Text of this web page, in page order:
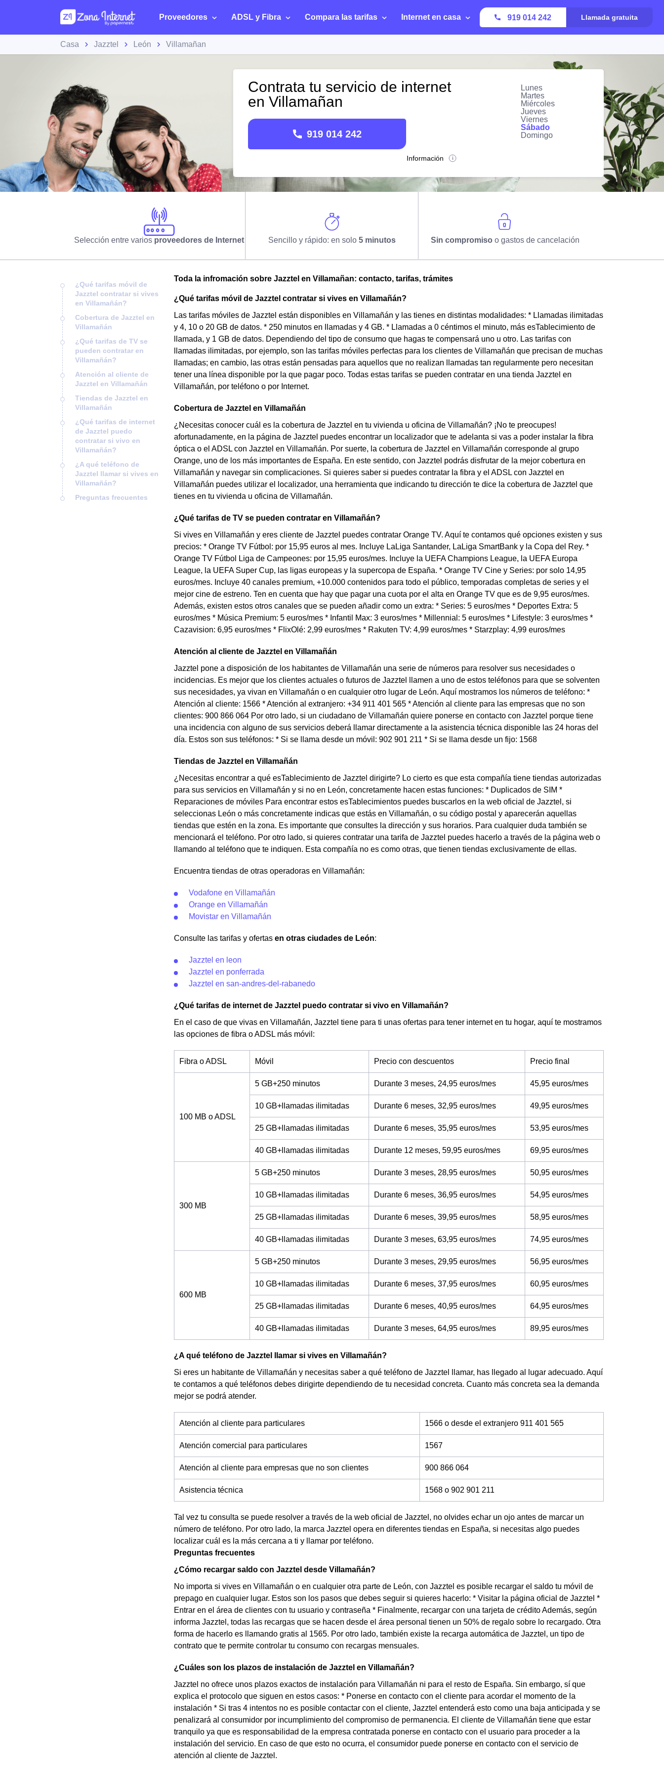
Proveedores ADSL y Fibra Compara las tarifas Internet en casa 919 014 242 Llamada gratuita
Casa Jazztel León Villamañan
Contrata tu servicio de internet
en Villamañan
919 014 242
Información
Lunes
Martes
Miércoles
Jueves
Viernes
Sábado
Domingo
Selección entre varios proveedores de Internet Sencillo y rápido: en solo 5 minutos Sin compromiso o gastos de cancelación
¿Qué tarifas móvil de
Jazztel contratar si vives
en Villamañán?
Cobertura de Jazztel en
Villamañán
¿Qué tarifas de TV se
pueden contratar en
Villamañán?
Atención al cliente de
Jazztel en Villamañán
Tiendas de Jazztel en
Villamañán
¿Qué tarifas de internet
de Jazztel puedo
contratar si vivo en
Villamañán?
¿A qué teléfono de
Jazztel llamar si vives en
Villamañán?
Preguntas frecuentes
Toda la infromación sobre Jazztel en Villamañan: contacto, tarifas, trámites
¿Qué tarifas móvil de Jazztel contratar si vives en Villamañán?
Las tarifas móviles de Jazztel están disponibles en Villamañán y las tienes en distintas modalidades: * Llamadas ilimitadas
y 4, 10 o 20 GB de datos. * 250 minutos en llamadas y 4 GB. * Llamadas a 0 céntimos el minuto, más esTablecimiento de
llamada, y 1 GB de datos. Dependiendo del tipo de consumo que hagas te compensará uno u otro. Las tarifas con
llamadas ilimitadas, por ejemplo, son las tarifas móviles perfectas para los clientes de Villamañán que precisan de muchas
llamadas; en cambio, las otras están pensadas para aquellos que no realizan llamadas tan regularmente pero necesitan
tener una línea disponible por la que pagar poco. Todas estas tarifas se pueden contratar en una tienda Jazztel en
Villamañán, por teléfono o por Internet.
Cobertura de Jazztel en Villamañán
¿Necesitas conocer cuál es la cobertura de Jazztel en tu vivienda u oficina de Villamañán? ¡No te preocupes!
afortunadamente, en la página de Jazztel puedes encontrar un localizador que te adelanta si vas a poder instalar la fibra
óptica o el ADSL con Jazztel en Villamañán. Por suerte, la cobertura de Jazztel en Villamañán corresponde al grupo
Orange, uno de los más importantes de España. En este sentido, con Jazztel podrás disfrutar de la mejor cobertura en
Villamañán y navegar sin complicaciones. Si quieres saber si puedes contratar la fibra y el ADSL con Jazztel en
Villamañán puedes utilizar el localizador, una herramienta que indicando tu dirección te dice la cobertura de Jazztel que
tienes en tu vivienda u oficina de Villamañán.
¿Qué tarifas de TV se pueden contratar en Villamañán?
Si vives en Villamañán y eres cliente de Jazztel puedes contratar Orange TV. Aquí te contamos qué opciones existen y sus
precios: * Orange TV Fútbol: por 15,95 euros al mes. Incluye LaLiga Santander, LaLiga SmartBank y la Copa del Rey. *
Orange TV Fútbol Liga de Campeones: por 15,95 euros/mes. Incluye la UEFA Champions League, la UEFA Europa
League, la UEFA Super Cup, las ligas europeas y la supercopa de España. * Orange TV Cine y Series: por solo 14,95
euros/mes. Incluye 40 canales premium, +10.000 contenidos para todo el público, temporadas completas de series y el
mejor cine de estreno. Ten en cuenta que hay que pagar una cuota por el alta en Orange TV que es de 9,95 euros/mes.
Además, existen estos otros canales que se pueden añadir como un extra: * Series: 5 euros/mes * Deportes Extra: 5
euros/mes * Música Premium: 5 euros/mes * Infantil Max: 3 euros/mes * Millennial: 5 euros/mes * Lifestyle: 3 euros/mes *
Cazavision: 6,95 euros/mes * FlixOlé: 2,99 euros/mes * Rakuten TV: 4,99 euros/mes * Starzplay: 4,99 euros/mes
Atención al cliente de Jazztel en Villamañán
Jazztel pone a disposición de los habitantes de Villamañán una serie de números para resolver sus necesidades o
incidencias. Es mejor que los clientes actuales o futuros de Jazztel llamen a uno de estos teléfonos para que se solventen
sus necesidades, ya vivan en Villamañán o en cualquier otro lugar de León. Aquí mostramos los números de teléfono: *
Atención al cliente: 1566 * Atención al extranjero: +34 911 401 565 * Atención al cliente para las empresas que no son
clientes: 900 866 064 Por otro lado, si un ciudadano de Villamañán quiere ponerse en contacto con Jazztel porque tiene
una incidencia con alguno de sus servicios deberá llamar directamente a la asistencia técnica disponible las 24 horas del
día. Estos son sus teléfonos: * Si se llama desde un móvil: 902 901 211 * Si se llama desde un fijo: 1568
Tiendas de Jazztel en Villamañán
¿Necesitas encontrar a qué esTablecimiento de Jazztel dirigirte? Lo cierto es que esta compañía tiene tiendas autorizadas
para sus servicios en Villamañán y si no en León, concretamente hacen estas funciones: * Duplicados de SIM *
Reparaciones de móviles Para encontrar estos esTablecimientos puedes buscarlos en la web oficial de Jazztel, si
seleccionas León o más concretamente indicas que estás en Villamañán, o su código postal y aparecerán aquellas
tiendas que estén en la zona. Es importante que consultes la dirección y sus horarios. Para cualquier duda también se
mencionará el teléfono. Por otro lado, si quieres contratar una tarifa de Jazztel puedes hacerlo a través de la página web o
llamando al teléfono que te indiquen. Esta compañía no es como otras, que tienen tiendas exclusivamente de ellas.
Encuentra tiendas de otras operadoras en Villamañán:
Vodafone en Villamañán
Orange en Villamañán
Movistar en Villamañán
Consulte las tarifas y ofertas en otras ciudades de León:
Jazztel en leon
Jazztel en ponferrada
Jazztel en san-andres-del-rabanedo
¿Qué tarifas de internet de Jazztel puedo contratar si vivo en Villamañán?
En el caso de que vivas en Villamañán, Jazztel tiene para ti unas ofertas para tener internet en tu hogar, aquí te mostramos
las opciones de fibra o ADSL más móvil:
Fibra o ADSL Móvil Precio con descuentos Precio final
100 MB o ADSL
5 GB+250 minutos Durante 3 meses, 24,95 euros/mes 45,95 euros/mes
10 GB+llamadas ilimitadas Durante 6 meses, 32,95 euros/mes 49,95 euros/mes
25 GB+llamadas ilimitadas Durante 6 meses, 35,95 euros/mes 53,95 euros/mes
40 GB+llamadas ilimitadas Durante 12 meses, 59,95 euros/mes 69,95 euros/mes
300 MB
5 GB+250 minutos Durante 3 meses, 28,95 euros/mes 50,95 euros/mes
10 GB+llamadas ilimitadas Durante 6 meses, 36,95 euros/mes 54,95 euros/mes
25 GB+llamadas ilimitadas Durante 6 meses, 39,95 euros/mes 58,95 euros/mes
40 GB+llamadas ilimitadas Durante 3 meses, 63,95 euros/mes 74,95 euros/mes
600 MB
5 GB+250 minutos Durante 3 meses, 29,95 euros/mes 56,95 euros/mes
10 GB+llamadas ilimitadas Durante 6 meses, 37,95 euros/mes 60,95 euros/mes
25 GB+llamadas ilimitadas Durante 6 meses, 40,95 euros/mes 64,95 euros/mes
40 GB+llamadas ilimitadas Durante 3 meses, 64,95 euros/mes 89,95 euros/mes
¿A qué teléfono de Jazztel llamar si vives en Villamañán?
Si eres un habitante de Villamañán y necesitas saber a qué teléfono de Jazztel llamar, has llegado al lugar adecuado. Aquí
te contamos a qué teléfonos debes dirigirte dependiendo de tu necesidad concreta. Cuanto más concreta sea la demanda
mejor se podrá atender.
Atención al cliente para particulares 1566 o desde el extranjero 911 401 565
Atención comercial para particulares 1567
Atención al cliente para empresas que no son clientes 900 866 064
Asistencia técnica 1568 o 902 901 211
Tal vez tu consulta se puede resolver a través de la web oficial de Jazztel, no olvides echar un ojo antes de marcar un
número de teléfono. Por otro lado, la marca Jazztel opera en diferentes tiendas en España, si necesitas algo puedes
localizar cuál es la más cercana a ti y llamar por teléfono.
Preguntas frecuentes
¿Cómo recargar saldo con Jazztel desde Villamañán?
No importa si vives en Villamañán o en cualquier otra parte de León, con Jazztel es posible recargar el saldo tu móvil de
prepago en cualquier lugar. Estos son los pasos que debes seguir si quieres hacerlo: * Visitar la página oficial de Jazztel *
Entrar en el área de clientes con tu usuario y contraseña * Finalmente, recargar con una tarjeta de crédito Además, según
informa Jazztel, todas las recargas que se hacen desde el área personal tienen un 50% de regalo sobre lo recargado. Otra
forma de hacerlo es llamando gratis al 1565. Por otro lado, también existe la recarga automática de Jazztel, un tipo de
contrato que te permite controlar tu consumo con recargas mensuales.
¿Cuáles son los plazos de instalación de Jazztel en Villamañán?
Jazztel no ofrece unos plazos exactos de instalación para Villamañán ni para el resto de España. Sin embargo, sí que
explica el protocolo que siguen en estos casos: * Ponerse en contacto con el cliente para acordar el momento de la
instalación * Si tras 4 intentos no es posible contactar con el cliente, Jazztel entenderá esto como una baja anticipada y se
penalizará al consumidor por incumplimiento del compromiso de permanencia. El cliente de Villamañán tiene que estar
tranquilo ya que es responsabilidad de la empresa contratada ponerse en contacto con el usuario para proceder a la
instalación del servicio. En caso de que esto no ocurra, el consumidor puede ponerse en contacto con el servicio de
atención al cliente de Jazztel.